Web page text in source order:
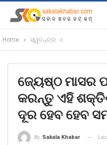
Home ସ୍ୱତନ୍ତ୍ର
ଜ୍ୟେଷ୍ଠ ମାସର
କରନ୍ତୁ ଏହି
ଦୂର ହେବ ହେବ
By Sakala Khabar